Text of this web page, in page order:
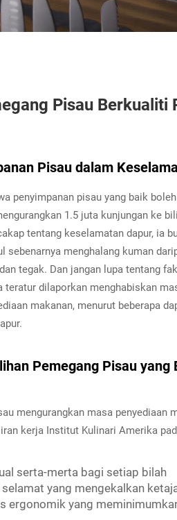
Pisau Berkualiti
Pisau dalam
penyimpanan pisau yang baik
1.5 juta kunjungan ke
tentang keselamatan dapur, ia
sebenarnya menghalang kuman
tegak. Dan jangan lupa tentang
teratur dilaporkan menghabiskan
makanan, menurut beberapa
Pemegang Pisau
mengurangkan masa penyediaan
kerja Institut Kulinari Amerika
serta-merta bagi setiap bilah
yang mengekalkan
ergonomik yang